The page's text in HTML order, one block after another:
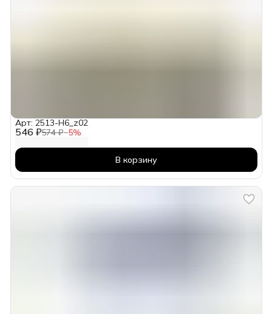
546 ₽574 ₽−5%
Арт: 2513-H6_z02
В корзину